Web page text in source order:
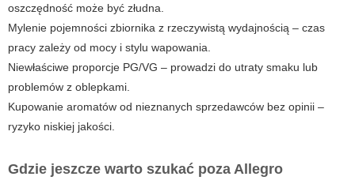
oszczędność może być złudna.
Mylenie pojemności zbiornika z rzeczywistą wydajnością – czas
pracy zależy od mocy i stylu wapowania.
Niewłaściwe proporcje PG/VG – prowadzi do utraty smaku lub
problemów z oblepkami.
Kupowanie aromatów od nieznanych sprzedawców bez opinii –
ryzyko niskiej jakości.
Gdzie jeszcze warto szukać poza Allegro